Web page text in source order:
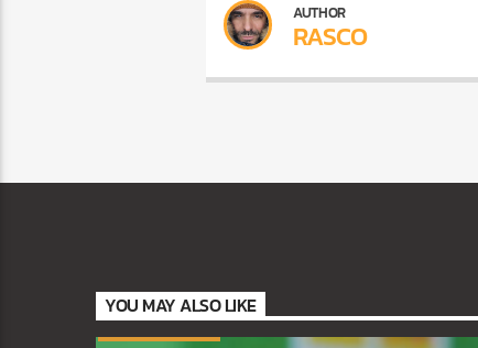
AUTHOR
RASCO
YOU MAY ALSO LIKE